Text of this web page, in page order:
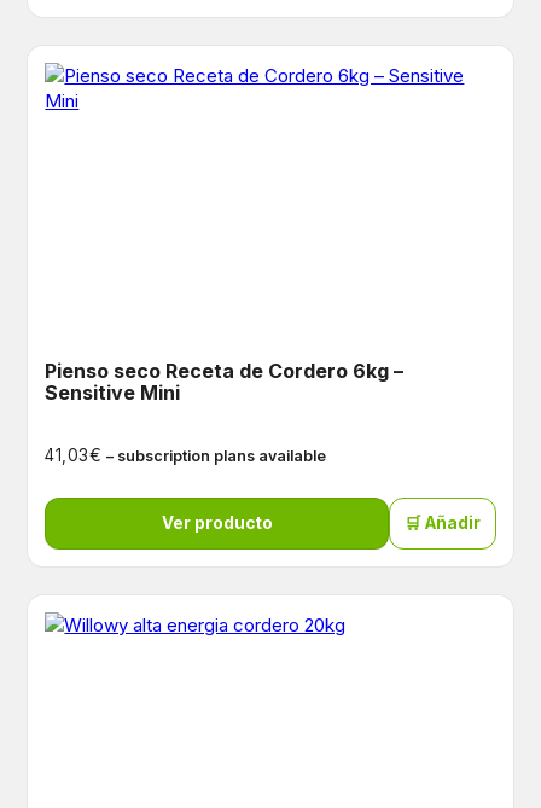
Pienso seco Receta de Cordero 6kg –
Sensitive Mini
41,03€ – subscription plans available
Ver producto 🛒 Añadir